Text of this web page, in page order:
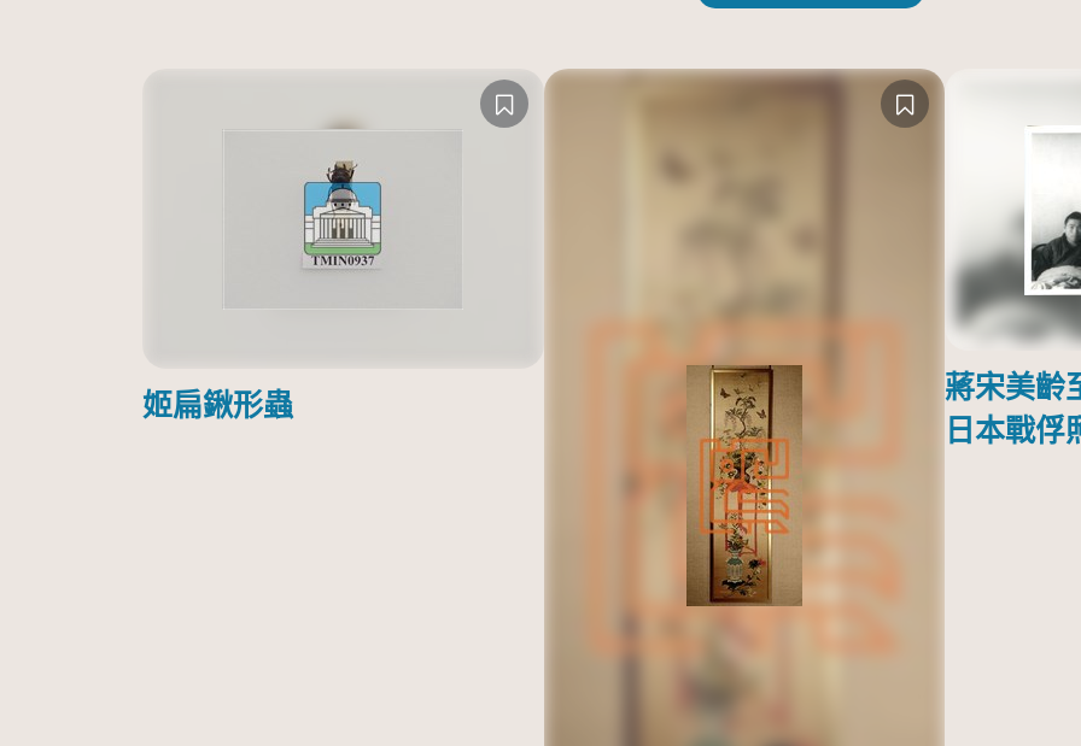
姬扁鍬形蟲
蔣宋美齡
日本戰俘